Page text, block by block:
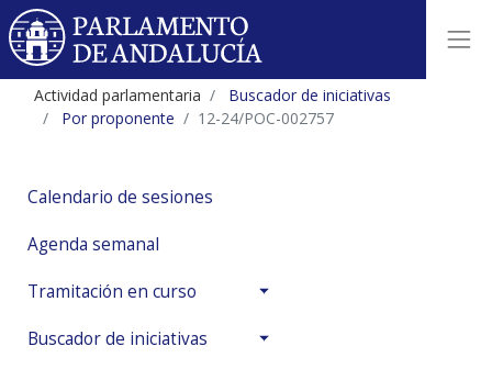
Actividad parlamentaria
Buscador de iniciativas
Por proponente
12-24/POC-002757
Calendario de sesiones
Agenda semanal
Tramitación en curso
Buscador de iniciativas